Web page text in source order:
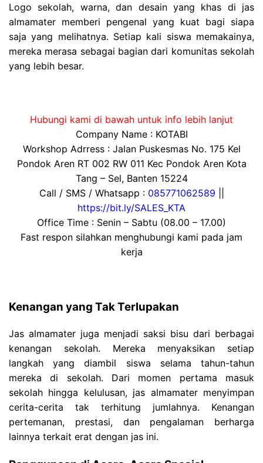
Logo sekolah, warna, dan desain yang khas di jas
almamater memberi pengenal yang kuat bagi siapa
saja yang melihatnya. Setiap kali siswa memakainya,
mereka merasa sebagai bagian dari komunitas sekolah
yang lebih besar.
Hubungi kami di bawah untuk info lebih lanjut
Company Name : KOTABI
Workshop Adrress : Jalan Puskesmas No. 175 Kel
Pondok Aren RT 002 RW 011 Kec Pondok Aren Kota
Tang – Sel, Banten 15224
Call / SMS / Whatsapp : 085771062589
https://bit.ly/SALES_KTA
Office Time : Senin – Sabtu (08.00 – 17.00)
Fast respon silahkan menghubungi kami pada jam
kerja
Kenangan yang Tak Terlupakan
Jas almamater juga menjadi saksi bisu dari berbagai
kenangan sekolah. Mereka menyaksikan setiap
langkah yang diambil siswa selama tahun-tahun
mereka di sekolah. Dari momen pertama masuk
sekolah hingga kelulusan, jas almamater menyimpan
cerita-cerita tak terhitung jumlahnya. Kenangan
pertemanan, prestasi, dan pengalaman berharga
lainnya terkait erat dengan jas ini.